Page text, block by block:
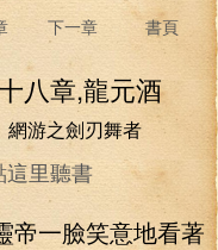
下一章 書頁
八章,龍元酒
游之劍刃舞者
這里聽書
一臉笑意地看著